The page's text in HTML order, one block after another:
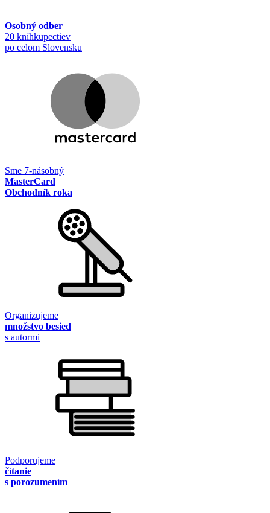
Osobný odber
20 kníhkupectiev
po celom Slovensku
Sme 7-násobný
MasterCard
Obchodník roka
Organizujeme
množstvo besied
s autormi
Podporujeme
čítanie
s porozumením